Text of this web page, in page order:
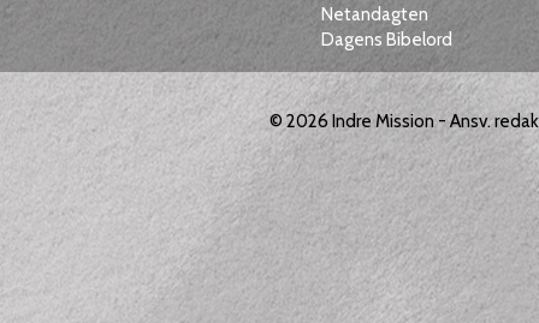
Netandagten
Dagens Bibelord
© 2026Indre Mission- Ansv.